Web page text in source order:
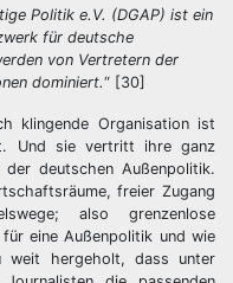
Politik e.V. (DGAP) ist ein
für deutsche
von Vertretern der
dominiert.“ [30]
klingende Organisation ist
Und sie vertritt ihre ganz
deutschen Außenpolitik.
freier Zugang
also grenzenlose
eine Außenpolitik und wie
weit hergeholt, dass unter